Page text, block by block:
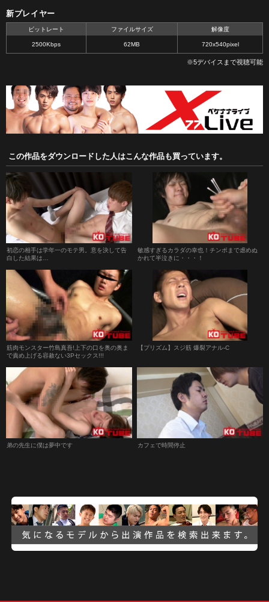
新プレイヤー
ビットレート ファイルサイズ 解像度
2500Kbps 62MB 720x540pixel
※5デバイスまで視聴可能
この作品をダウンロードした人はこんな作品も買っています。
初恋の相手は学年一のモテ男。意を決して告
白した結果は…
敏感すぎるカラダの幸也！チンポまで虐めぬ
かれて半泣きに・・・！
筋肉モンスター竹島真吾!上下の口を奥の奥ま
で責め上げる容赦ない3Pセックス!!!
【プリズム】スジ筋 爆裂アナル-C
弟の先生に僕は夢中です カフェで時間停止